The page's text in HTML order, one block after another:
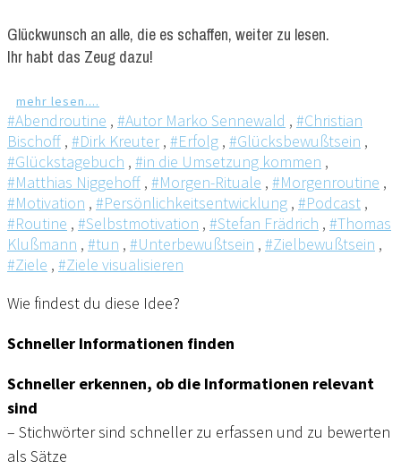
Glückwunsch an alle, die es schaffen, weiter zu lesen.
Ihr habt das Zeug dazu!
mehr lesen....
#Abendroutine , #Autor Marko Sennewald , #Christian
Bischoff , #Dirk Kreuter, #Erfolg , #Glücksbewußtsein ,
#Glückstagebuch , #in die Umsetzung kommen ,
#Matthias Niggehoff , #Morgen-Rituale , #Morgenroutine ,
#Motivation , #Persönlichkeitsentwicklung , #Podcast ,
#Routine , #Selbstmotivation , #Stefan Frädrich , #Thomas
Klußmann , #tun , #Unterbewußtsein , #Zielbewußtsein ,
#Ziele , #Ziele visualisieren
Wie findest du diese Idee?
Schneller Informationen finden
Schneller erkennen, ob die Informationen relevant
sind
– Stichwörter sind schneller zu erfassen und zu bewerten
als Sätze